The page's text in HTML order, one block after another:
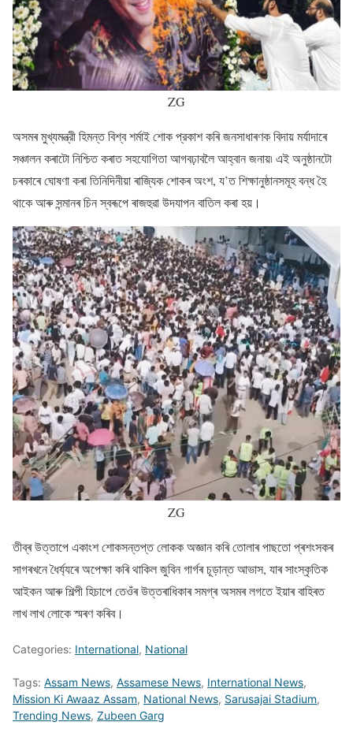
ZG
অসমৰ মুখ্যমন্ত্রী হিমন্ত বিশ্ব শর্মাই শোক প্রকাশ কৰি জনসাধাৰণক বিদায় মৰ্যাদাৰে
সঞ্চালন কৰাটো নিশ্চিত কৰাত সহযোগিতা আগবঢ়াবলৈ আহ্বান জনায়৷ এই অনুষ্ঠানটো
চৰকাৰে ঘোষণা কৰা তিনিদিনীয়া ৰাজ্যিক শোকৰ অংশ, য’ত শিক্ষানুষ্ঠানসমূহ বন্ধ হৈ
থাকে আৰু সন্মানৰ চিন স্বৰূপে ৰাজহুৱা উদযাপন বাতিল কৰা হয়।
ZG
তীব্ৰ উত্তাপে একাংশ শোকসন্তপ্ত লোকক অজ্ঞান কৰি তোলাৰ পাছতো প্ৰশংসকৰ
সাগৰখনে ধৈৰ্য্যৰে অপেক্ষা কৰি থাকিল জুবিন গাৰ্গৰ চূড়ান্ত আভাস, যাৰ সাংস্কৃতিক
আইকন আৰু শিল্পী হিচাপে তেওঁৰ উত্তৰাধিকাৰ সমগ্ৰ অসমৰ লগতে ইয়াৰ বাহিৰত
লাখ লাখ লোকে স্মৰণ কৰিব।
Categories: International, National
Tags: Assam News, Assamese News, International News,
Mission Ki Awaaz Assam, National News, Sarusajai Stadium,
Trending News, Zubeen Garg